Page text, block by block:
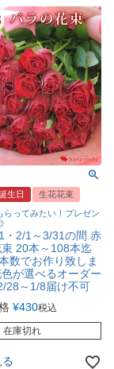
生日
生花花束
らってみたい！プレゼン
・2/1～3/31の間 赤
20本～108本迄
数でお作り致しま
が選べるオーダー
28～1/8届け不可
¥430税込
在庫切れ